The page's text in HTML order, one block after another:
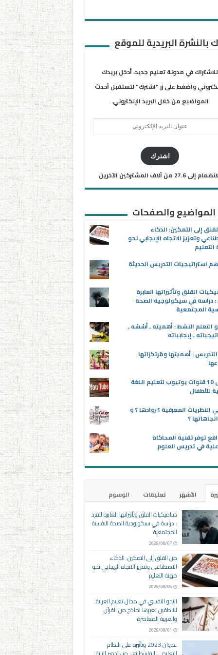
بالنشرة البريدية للموقع
للاشتراك في مدونة تعليم جديد، أدخل بريدك
واضغط على زر "اشترك" لتستقبل أحدث
المواضيع من خلال البريد الإلكتروني.
اشترك
إلى 27.6 من آلاف المشتركين الآخرين
المواضيع والصفحات
إلى التمكين: الذكاء
وتعزيز الاتجاه الإيجابي نحو
استراتيجيات التدريس الحديثة
القلق وتأثيراتها العابرة
: دراسة في سيكولوجية الصحة
المجتمعية
التعلم النشط : أهميته ـ أسُسُه ـ
ـ إيجابياته
: أهميتها ومُرتكزاتها
أفضل 10 قنوات يوتيوب لتعليم اللغة
للأطفال
النظريات المعرفية ؟ روادها ؟ و
؟
توفر تقنية المحاكاة
في تدريس العلوم
الأشهر تعليقات
الوسوم
ديناميكيات القلق وتأثيراتها العابرة للفرد
: دراسة في سيكولوجية الصحة النفسية
المجتمعية
2026/08/07
من القلق إلى التمكين: الذكاء
الاصطناعي وتعزيز الاتجاه الإيجابي نحو
مهنة التعليم
2026/08/06
النحو النفسي في مجال تعليم العربية
للناطقين بغيرها نماذج من القرآن
والعربية المعاصرة
2026/08/01
عدوان 2023 وتأثيره على النظام